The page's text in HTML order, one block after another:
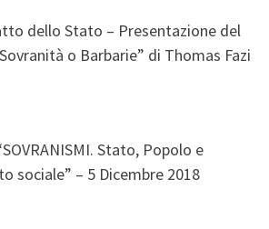
dello Stato – Presentazione del
o Barbarie” di Thomas Fazi
Stato, Popolo e
sociale” – 5 Dicembre 2018